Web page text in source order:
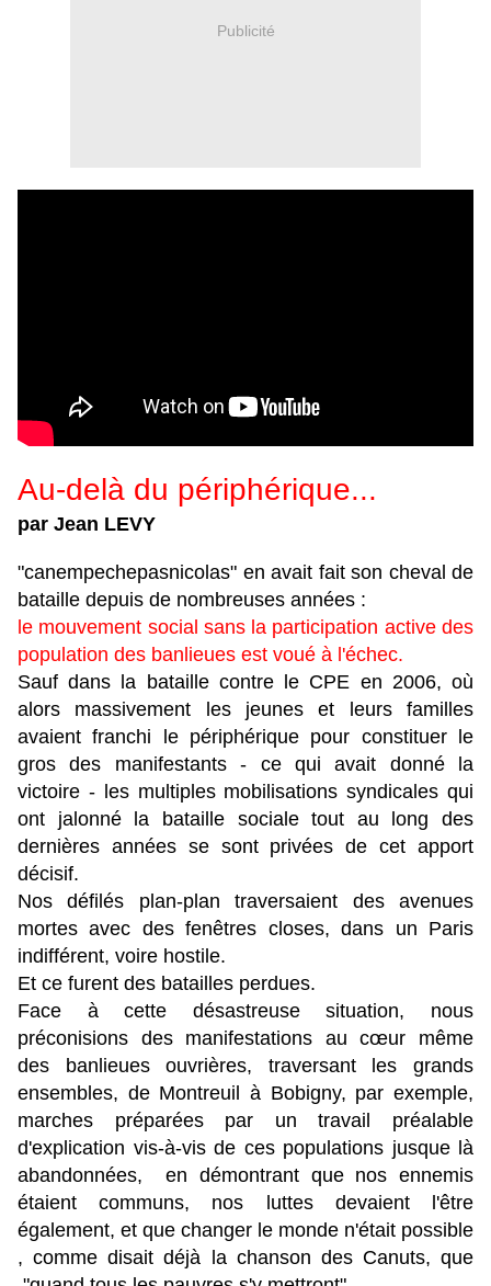
Publicité
Au-delà du périphérique...
par Jean LEVY
"canempechepasnicolas" en avait fait son cheval de
bataille depuis de nombreuses années :
le mouvement social sans la participation active des
population des banlieues est voué à l'échec.
Sauf dans la bataille contre le CPE en 2006, où
alors massivement les jeunes et leurs familles
avaient franchi le périphérique pour constituer le
gros des manifestants - ce qui avait donné la
victoire - les multiples mobilisations syndicales qui
ont jalonné la bataille sociale tout au long des
dernières années se sont privées de cet apport
décisif.
Nos défilés plan-plan traversaient des avenues
mortes avec des fenêtres closes, dans un Paris
indifférent, voire hostile.
Et ce furent des batailles perdues.
Face à cette désastreuse situation, nous
préconisions des manifestations au cœur même
des banlieues ouvrières, traversant les grands
ensembles, de Montreuil à Bobigny, par exemple,
marches préparées par un travail préalable
d'explication vis-à-vis de ces populations jusque là
abandonnées, en démontrant que nos ennemis
étaient communs, nos luttes devaient l'être
également, et que changer le monde n'était possible
, comme disait déjà la chanson des Canuts, que